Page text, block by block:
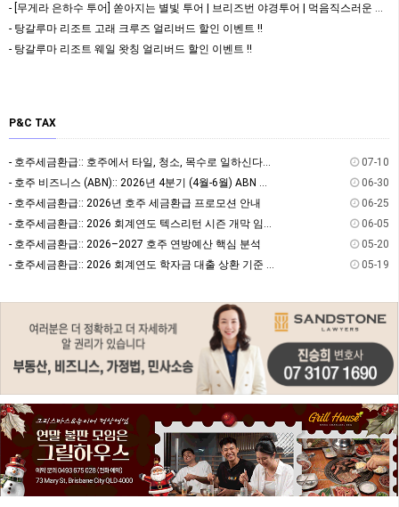
- 탕갈루마 리조트 고래 크루즈 얼리버드 할인 이벤트 !!
- 탕갈루마 리조트 웨일 왓칭 얼리버드 할인 이벤트 !!
P&C TAX
07-10
06-30
- 호주세금환급:: 2026년 호주 세금환급 프로모션 안내
06-25
06-05
- 호주세금환급:: 2026–2027 호주 연방예산 핵심 분석
05-20
05-19